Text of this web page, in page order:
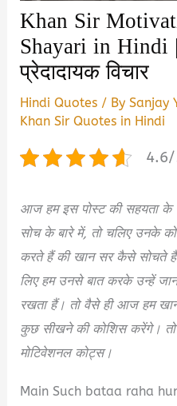
Khan Sir
Shayari in
प्रेदादायक विचार
Hindi Quotes / BySanjay
Khan Sir Quotes in Hindi
आज हम इस पोस्ट की सहयता के
सोच के बारे में, तो चलिए उनके
करते हैं की खान सर कैसे सोचते
लिए हम उनसे बात करके उन्हें
रखता हैं। तो वैसे ही आज हम
कुछ सीखने की कोशिस करेंगे।
मोटिवेशनल कोट्स।
Main Such bataa raha